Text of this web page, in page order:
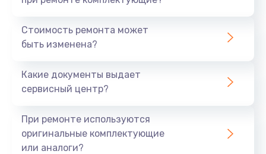
Стоимость ремонта может
быть изменена?
Какие документы выдает
сервисный центр?
При ремонте используются
оригинальные комплектующие
или аналоги?